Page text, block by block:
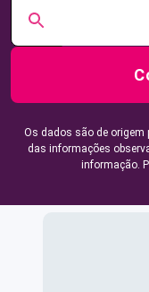
Os dados são de origem
das informações
informação.